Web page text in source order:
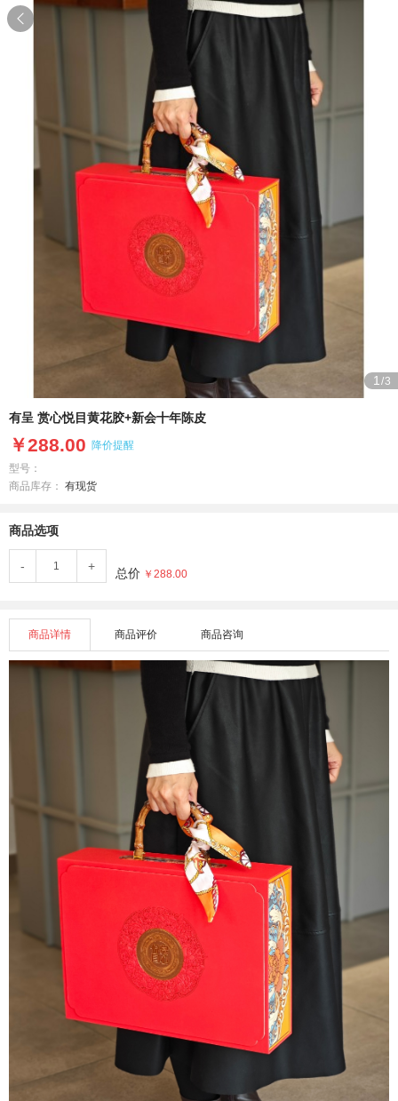

1 /3
有呈 赏心悦目黄花胶+新会十年陈皮
￥288.00 降价提醒
型号：
商品库存： 有现货
商品选项
- + 总价 ￥288.00
商品详情 商品评价 商品咨询